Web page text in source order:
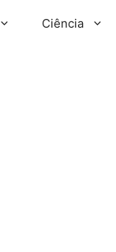
Ciência